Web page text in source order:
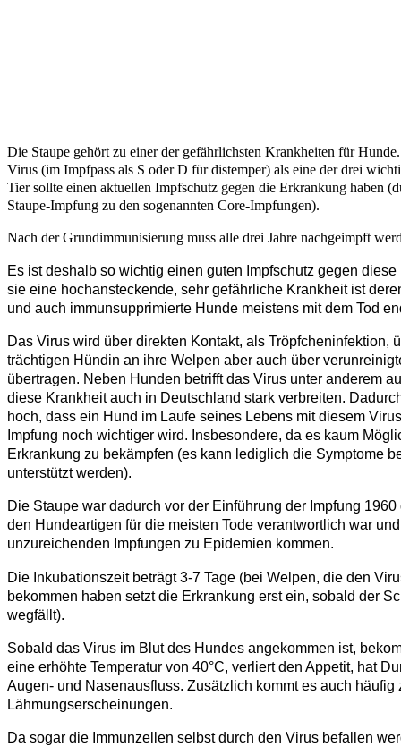
Die Staupe gehört zu einer der gefährlichsten Krankheiten für
Virus (im Impfpass als S oder D für distemper) als eine der drei
Tier sollte einen aktuellen Impfschutz gegen die Erkrankung haben
Staupe-Impfung zu den sogenannten Core-Impfungen).
Nach der Grundimmunisierung muss alle drei Jahre nachgeimpft
Es ist deshalb so wichtig einen guten Impfschutz gegen
sie eine hochansteckende, sehr gefährliche Krankheit ist
und auch immunsupprimierte Hunde meistens mit dem Tod
Das Virus wird über direkten Kontakt, als Tröpfcheninfektion,
trächtigen Hündin an ihre Welpen aber auch über
übertragen. Neben Hunden betrifft das Virus unter anderem
diese Krankheit auch in Deutschland stark verbreiten.
hoch, dass ein Hund im Laufe seines Lebens mit diesem
Impfung noch wichtiger wird. Insbesondere, da es kaum
Erkrankung zu bekämpfen (es kann lediglich die Symptome
unterstützt werden).
Die Staupe war dadurch vor der Einführung der Impfung
den Hundeartigen für die meisten Tode verantwortlich war
unzureichenden Impfungen zu Epidemien kommen.
Die Inkubationszeit beträgt 3-7 Tage (bei Welpen, die den
bekommen haben setzt die Erkrankung erst ein, sobald der
wegfällt).
Sobald das Virus im Blut des Hundes angekommen ist,
eine erhöhte Temperatur von 40°C, verliert den Appetit, hat
Augen- und Nasenausfluss. Zusätzlich kommt es auch
Lähmungserscheinungen.
Da sogar die Immunzellen selbst durch den Virus befallen